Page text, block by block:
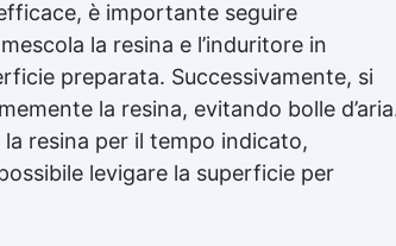
è importante seguire
la resina e l’induritore in
preparata. Successivamente, si
la resina, evitando bolle
resina per il tempo indicato,
levigare la superficie per